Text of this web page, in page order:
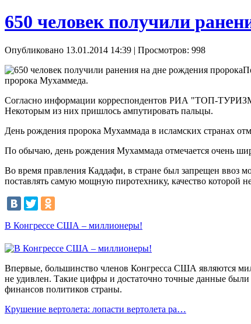
650 человек получили
Опубликовано 13.01.2014 14:39 | Просмотров: 998
пророка Мухаммеда.
Согласно информации корреспондентов РИА "ТОП-
Некоторым из них пришлось ампутировать пальцы.
День рождения пророка Мухаммада в исламских странах
По обычаю, день рождения Мухаммада отмечается очень
Во время правления Каддафи, в стране был запрещен ввоз
поставлять самую мощную пиротехнику, качество которой не
В Конгрессе США – миллионеры!
Впервые, большинство членов Конгресса США являются
не удивлен. Такие цифры и достаточно точные данные
финансов политиков страны.
Крушение вертолета: лопасти вертолета ра…